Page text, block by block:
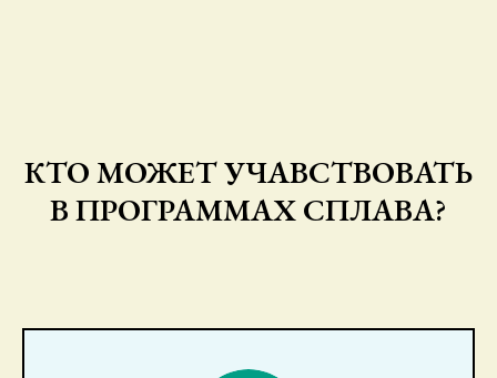
КТО МОЖЕТ УЧАВСТВОВАТЬ
В ПРОГРАММАХ СПЛАВА?